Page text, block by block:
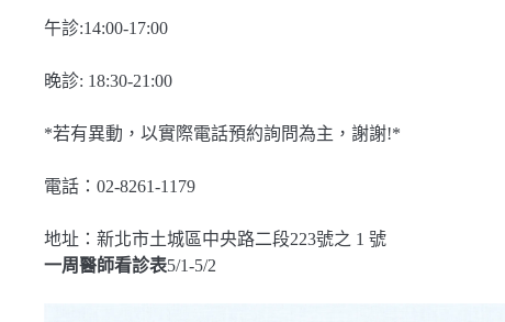
午診:14:00-17:00
晚診: 18:30-21:00
*若有異動，以實際電話預約詢問為主，謝謝!*
電話：02-8261-1179
地址：新北市土城區中央路二段223號之 1 號
一周醫師看診表5/1-5/2